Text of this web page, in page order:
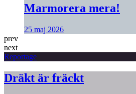
Marmorera mera!
25 maj 2026
prev
next
Reportage
Dräkt är fräckt